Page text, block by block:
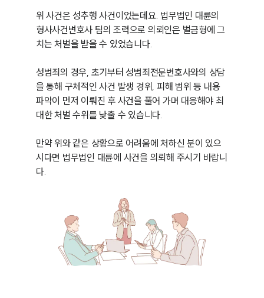
위 사건은 성추행 사건이었는데요. 법무법인 대륜의
형사사건변호사 팀의 조력으로 의뢰인은 벌금형에 그
치는 처벌을 받을 수 있었습니다.
성범죄의 경우, 초기부터 성범죄전문변호사와의 상담
을 통해 구체적인 사건 발생 경위, 피해 범위 등 내용
파악이 먼저 이뤄진 후 사건을 풀어 가며 대응해야 최
대한 처벌 수위를 낮출 수 있습니다.
만약 위와 같은 상황으로 어려움에 처하신 분이 있으
시다면 법무법인 대륜에 사건을 의뢰해 주시기 바랍니
다.